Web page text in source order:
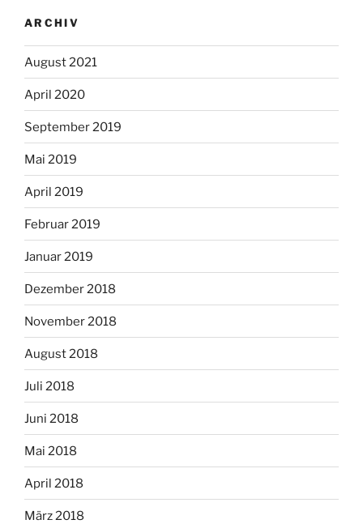
ARCHIV
August 2021
April 2020
September 2019
Mai 2019
April 2019
Februar 2019
Januar 2019
Dezember 2018
November 2018
August 2018
Juli 2018
Juni 2018
Mai 2018
April 2018
März 2018